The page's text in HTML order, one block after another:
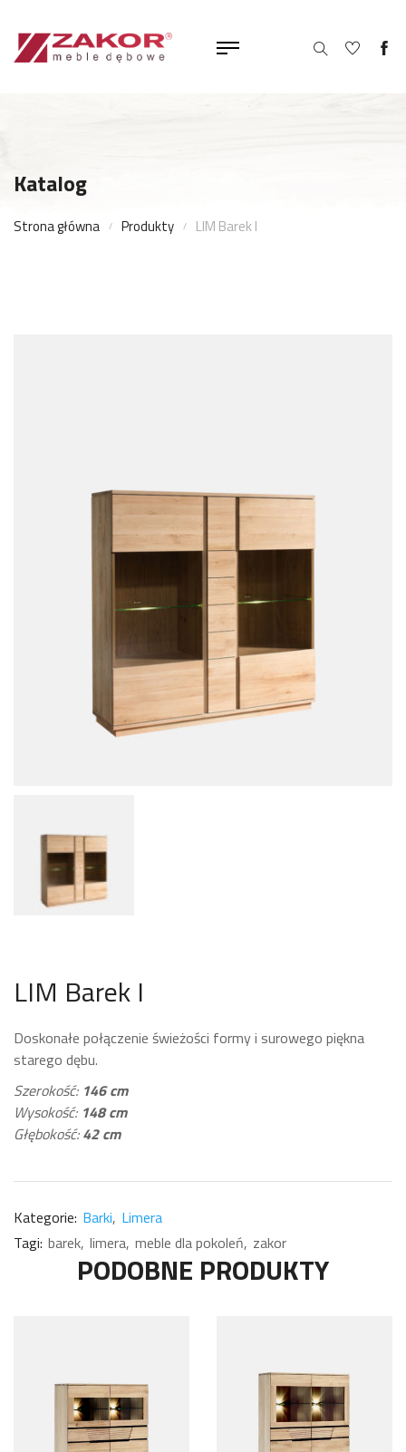
Katalog
Strona główna Produkty LIM Barek I
LIM Barek I
Doskonałe połączenie świeżości formy i surowego piękna
starego dębu.
Szerokość: 146 cm
Wysokość: 148 cm
Głębokość:42 cm
Kategorie: Barki Limera
Tagi: barek limera meble dla pokoleń zakor
PODOBNE PRODUKTY